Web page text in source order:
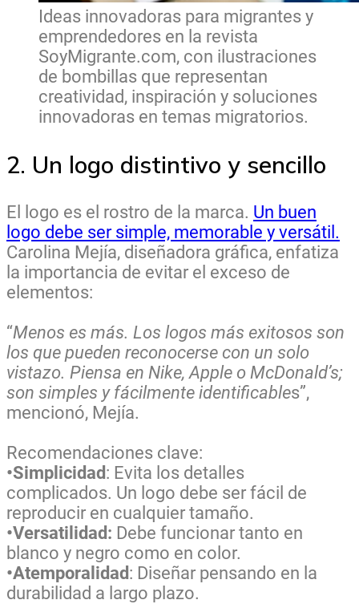
Ideas innovadoras para migrantes y
emprendedores en la revista
SoyMigrante.com, con ilustraciones
de bombillas que representan
creatividad, inspiración y soluciones
innovadoras en temas migratorios.
2. Un logo distintivo y sencillo
El logo es el rostro de la marca. Un buen
logo debe ser simple, memorable y versátil.
Carolina Mejía, diseñadora gráfica, enfatiza
la importancia de evitar el exceso de
elementos:
“Menos es más. Los logos más exitosos son
los que pueden reconocerse con un solo
vistazo. Piensa en Nike, Apple o McDonald’s;
son simples y fácilmente identificables”,
mencionó, Mejía.
Recomendaciones clave:
•Simplicidad : Evita los detalles
complicados. Un logo debe ser fácil de
reproducir en cualquier tamaño.
•Versatilidad: Debe funcionar tanto en
blanco y negro como en color.
•Atemporalidad : Diseñar pensando en la
durabilidad a largo plazo.